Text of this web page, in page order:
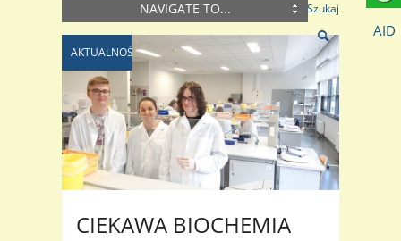
NAVIGATE TO... Szukaj
AKTUALNOŚCI
CIEKAWA BIOCHEMIA
AID